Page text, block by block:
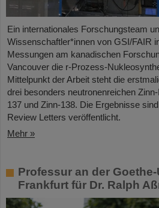
Ein internationales Forschungsteam
Wissenschaftler*innen von GSI/FAIR
Messungen am kanadischen
Vancouver die r-Prozess-
Mittelpunkt der Arbeit steht die
drei besonders neutronenreichen
137 und Zinn-138. Die Ergebnisse
Review Letters veröffentlicht.
Mehr »
Professur an der
Frankfurt für Dr. Ralph